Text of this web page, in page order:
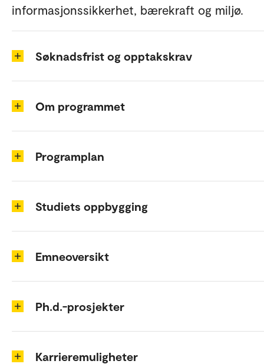
informasjonssikkerhet, bærekraft og miljø.
Søknadsfrist og opptakskrav
Om programmet
Programplan
Studiets oppbygging
Emneoversikt
Ph.d.-prosjekter
Karrieremuligheter